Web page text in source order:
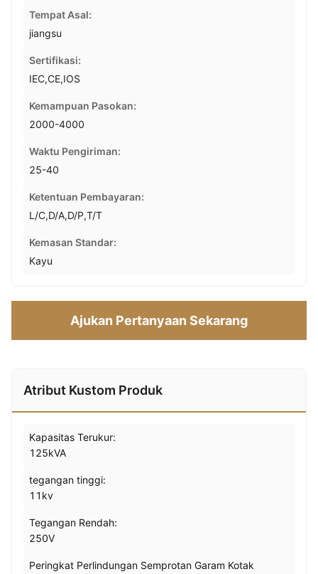
Tempat Asal:
jiangsu
Sertifikasi:
IEC,CE,IOS
Kemampuan Pasokan:
2000-4000
Waktu Pengiriman:
25-40
Ketentuan Pembayaran:
L/C,D/A,D/P,T/T
Kemasan Standar:
Kayu
Ajukan Pertanyaan Sekarang
Atribut Kustom Produk
Kapasitas Terukur:
125kVA
tegangan tinggi:
11kv
Tegangan Rendah:
250V
Peringkat Perlindungan Semprotan Garam Kotak